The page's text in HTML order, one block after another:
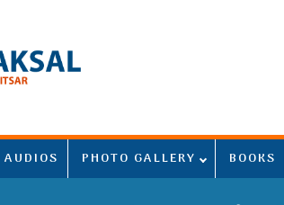
AUDIOS PHOTO GALLERY BOOKS